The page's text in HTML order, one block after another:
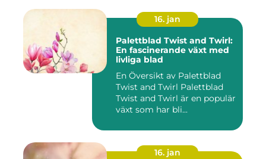
16. jan
Palettblad Twist and Twirl:
En fascinerande växt med
livliga blad
En Översikt av Palettblad
Twist and Twirl Palettblad
Twist and Twirl är en populär
växt som har bli...
16. jan